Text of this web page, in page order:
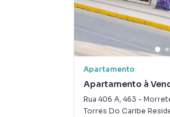
Apartamento
Apartamento à
Rua 406 A, 463 -
Torres Do Caribe